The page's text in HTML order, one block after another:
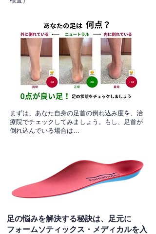
​まずは、あなた自身の足首の倒れ込み度を、治
療院でチェックしてみましょう。もし、足首が
倒れ込んでいる場合は…
足の悩みを解決する秘訣は、足元に
フォームソティックス・メディカルを入